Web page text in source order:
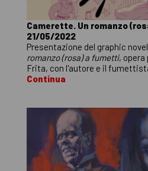
Camerette. Un romanzo
21/05/2022
Presentazione del graphic novel
romanzo (rosa) a fumetti,
Frita, con l'autore e il
Continua